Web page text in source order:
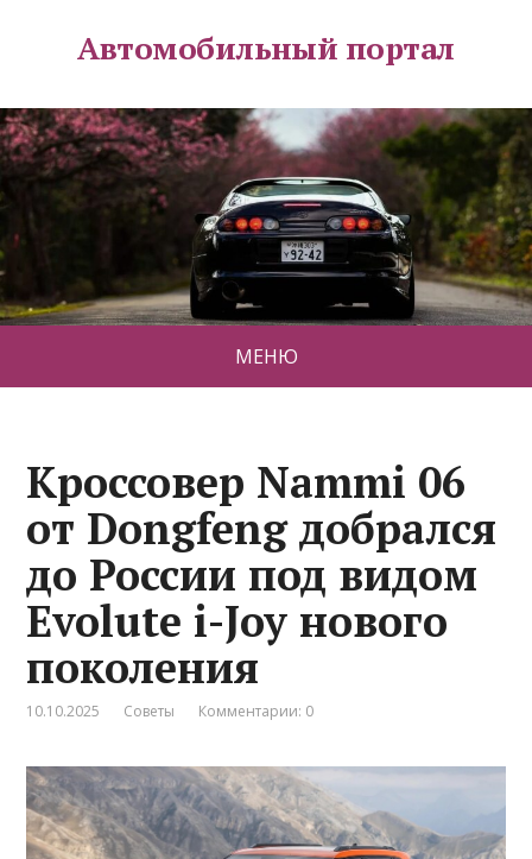
Автомобильный портал
МЕНЮ
Кроссовер Nammi 06
от Dongfeng добрался
до России под видом
Evolute i-Joy нового
поколения
10.10.2025 Советы Комментарии: 0